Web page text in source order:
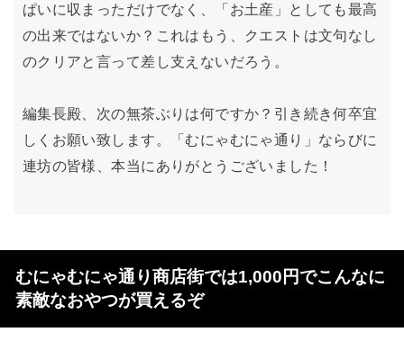
ぱいに収まっただけでなく、「お土産」としても最高
の出来ではないか？これはもう、クエストは文句なし
のクリアと言って差し支えないだろう。
編集長殿、次の無茶ぶりは何ですか？引き続き何卒宜
しくお願い致します。「むにゃむにゃ通り」ならびに
連坊の皆様、本当にありがとうございました！
むにゃむにゃ通り商店街では1,000円でこんなに
素敵なおやつが買えるぞ